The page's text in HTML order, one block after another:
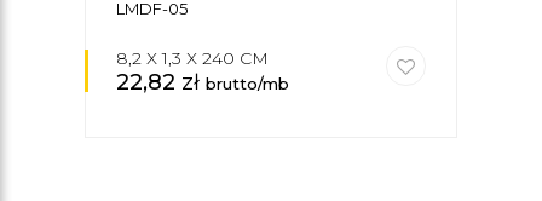
LMDF-05
8,2 X 1,3 X 240 CM
22,82 zł brutto/mb